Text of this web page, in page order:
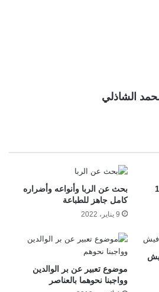
الشاذلي
بحث عن الربا وأنواعه وأضراره
كامل جاهز للطباعة
9 يناير، 2022
موضوع تعبير عن بر الوالدين
وواجبنا نحوهما بالعناصر